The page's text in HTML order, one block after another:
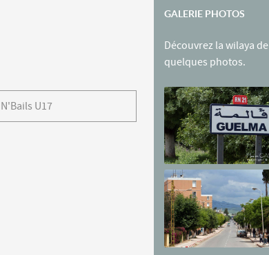
U17
GALERIE PHOTOS
Découvrez la wilaya de
quelques photos.